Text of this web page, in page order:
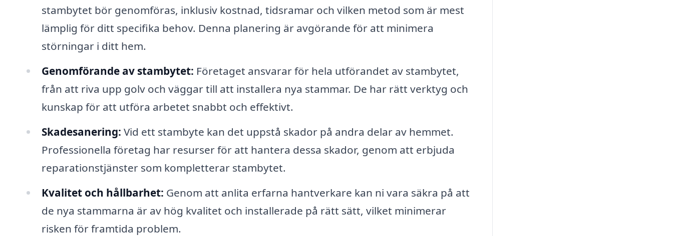
stambytet bör genomföras, inklusiv kostnad, tidsramar och vilken metod som är mest
lämplig för ditt specifika behov. Denna planering är avgörande för att minimera
störningar i ditt hem.
Genomförande av stambytet: Företaget ansvarar för hela utförandet av stambytet,
från att riva upp golv och väggar till att installera nya stammar. De har rätt verktyg och
kunskap för att utföra arbetet snabbt och effektivt.
Skadesanering: Vid ett stambyte kan det uppstå skador på andra delar av hemmet.
Professionella företag har resurser för att hantera dessa skador, genom att erbjuda
reparationstjänster som kompletterar stambytet.
Kvalitet och hållbarhet: Genom att anlita erfarna hantverkare kan ni vara säkra på att
de nya stammarna är av hög kvalitet och installerade på rätt sätt, vilket minimerar
risken för framtida problem.